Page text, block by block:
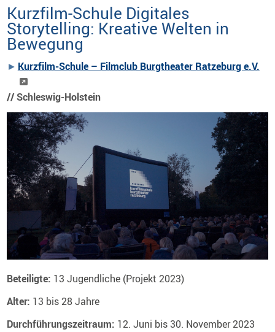
Kurzfilm-Schule Digitales
Storytelling: Kreative Welten in
Bewegung
Kurzfilm-Schule – Filmclub Burgtheater Ratzeburg e.V.
//Schleswig-Holstein
Beteiligte: 13 Jugendliche (Projekt 2023)
Alter: 13 bis 28 Jahre
Durchführungszeitraum: 12. Juni bis 30. November 2023